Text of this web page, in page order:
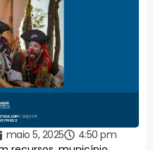
maio 5, 2025
4:50 pm